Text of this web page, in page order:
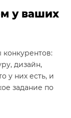
у ваших
дизайн,
у них есть, и
задание по